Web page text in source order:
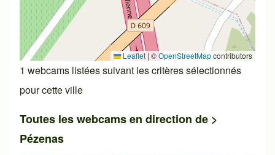
Leaflet | ©OpenStreetMapcontributors
1 webcams listées suivant les critères sélectionnés
pour cette ville
Toutes les webcams en direction de >
Pézenas